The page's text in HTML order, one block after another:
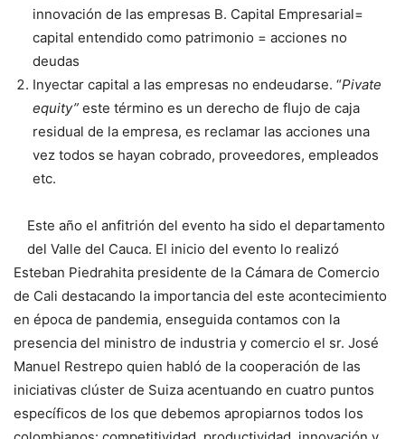
innovación de las empresas B. Capital Empresarial=
capital entendido como patrimonio = acciones no
deudas
Inyectar capital a las empresas no endeudarse. “Pivate
equity” este término es un derecho de flujo de caja
residual de la empresa, es reclamar las acciones una
vez todos se hayan cobrado, proveedores, empleados
etc.
Este año el anfitrión del evento ha sido el departamento
del Valle del Cauca. El inicio del evento lo realizó
Esteban Piedrahita presidente de la Cámara de Comercio
de Cali destacando la importancia del este acontecimiento
en época de pandemia, enseguida contamos con la
presencia del ministro de industria y comercio el sr. José
Manuel Restrepo quien habló de la cooperación de las
iniciativas clúster de Suiza acentuando en cuatro puntos
específicos de los que debemos apropiarnos todos los